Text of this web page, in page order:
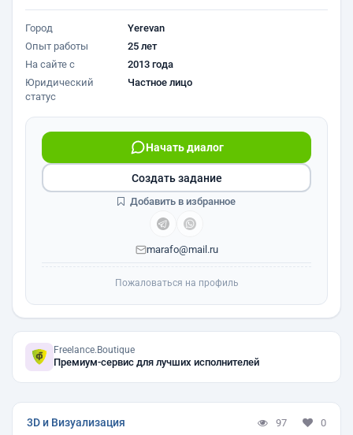
Город
Yerevan
Опыт работы
25 лет
На сайте с
2013 года
Юридический
статус
Частное лицо
Начать диалог
marafo@mail.ru
Создать задание
Добавить в избранное
Пожаловаться на профиль
Freelance.Boutique
Премиум-сервис для лучших исполнителей
3D и Визуализация 97 0